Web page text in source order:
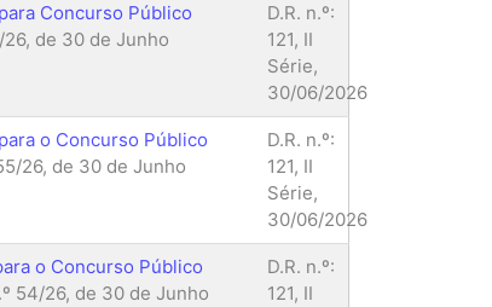
Concurso Público
de 30 de Junho
D.R. n.º:
121, II
Série,
30/06/2026
o Concurso Público
26, de 30 de Junho
D.R. n.º:
121, II
Série,
30/06/2026
o Concurso Público
54/26, de 30 de Junho
D.R. n.º:
121, II